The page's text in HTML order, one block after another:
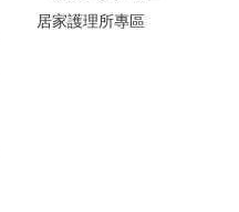
居家護理所專區